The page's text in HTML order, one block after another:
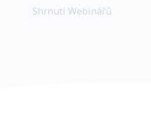
Shrnutí Webinářů